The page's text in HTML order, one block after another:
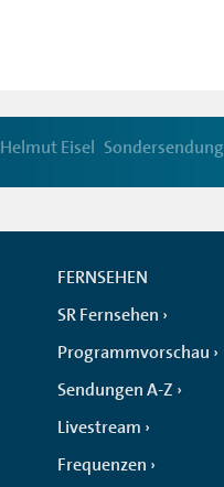
Helmut Eisel Sondersendung
FERNSEHEN
SR Fernsehen
Programmvorschau
Sendungen A-Z
Livestream
Frequenzen